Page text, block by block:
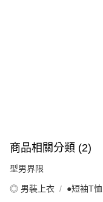
商品相關分類 (2)
型男界限
◎ 男裝上衣 ●短袖T恤